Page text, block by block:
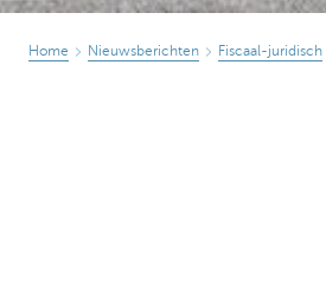
Home Nieuwsberichten Fiscaal-juridisch